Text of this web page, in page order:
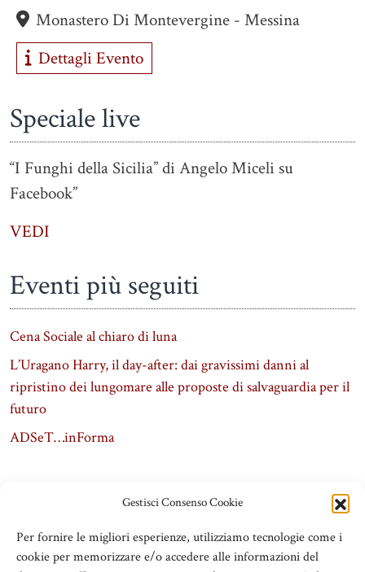
Gestisci Consenso Cookie
Per fornire le migliori esperienze, utilizziamo tecnologie come i
cookie per memorizzare e/o accedere alle informazioni del
Monastero Di Montevergine - Messina
Dettagli Evento
Speciale live
“I Funghi della Sicilia” di Angelo Miceli su
Facebook”
VEDI
Eventi più seguiti
Cena Sociale al chiaro di luna
L’Uragano Harry, il day-after: dai gravissimi danni al
ripristino dei lungomare alle proposte di salvaguardia per il
futuro
ADSeT…inForma